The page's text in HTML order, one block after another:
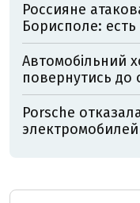
Россияне
Борисполе:
Автомобільний
повернутись до
Porsche
электромобилей